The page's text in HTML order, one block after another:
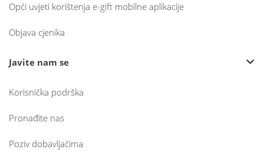
Opći uvjeti korištenja e-gift mobilne aplikacije
Objava cjenika
Javite nam se
Korisnička podrška
Pronađite nas
Poziv dobavljačima